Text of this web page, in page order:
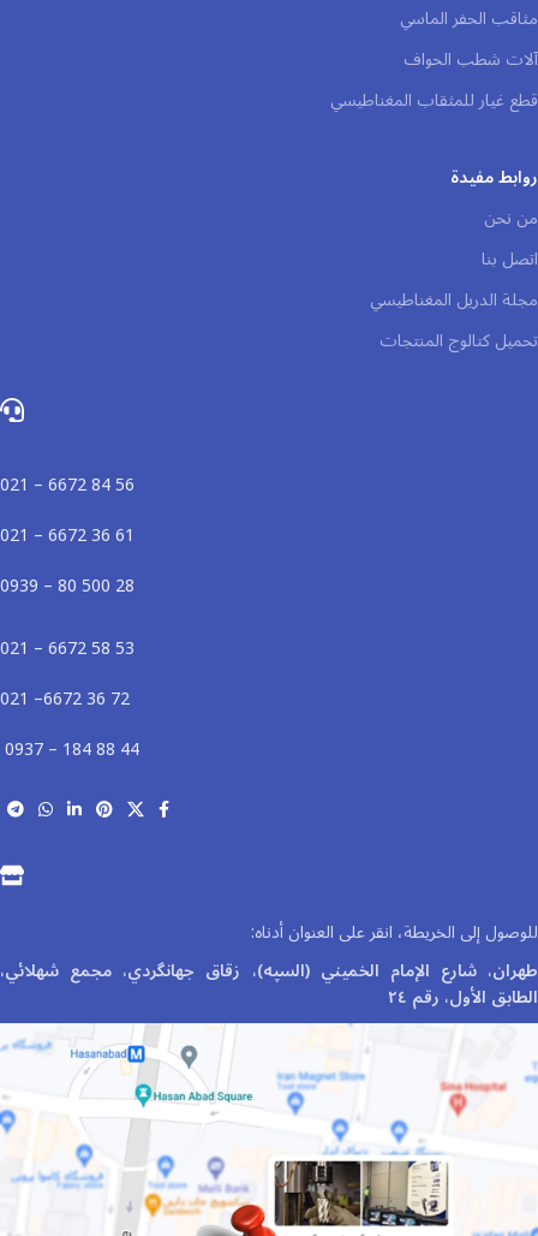
مثاقب الحفر الماسي
آلات شطب الحواف
قطع غيار للمثقاب المغناطيسي
روابط مفيدة
من نحن
اتصل بنا
مجلة الدريل المغناطيسي
تحميل كتالوج المنتجات
56 84 6672 – 021
61 36 6672 – 021
28 500 80 – 0939
53 58 6672 – 021
72 36 6672– 021
44 88 184 – 0937
للوصول إلى الخريطة، انقر على العنوان أدناه:
طهران، شارع الإمام الخميني (السپه)، زقاق جهانگردي، مجمع شهلائي،
الطابق الأول، رقم ٢٤